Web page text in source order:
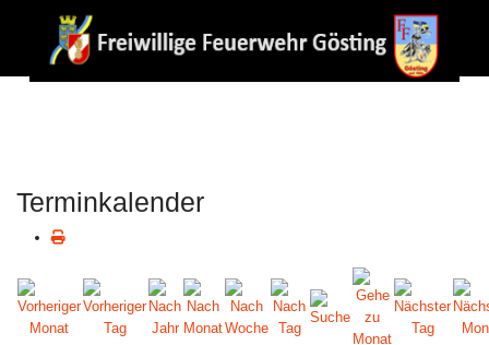
Terminkalender